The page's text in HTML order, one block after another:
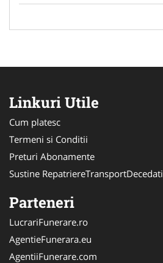
Linkuri Utile
Cum platesc
Termeni si Conditii
Preturi Abonamente
Sustine RepatriereTransportDecedati
Parteneri
LucrariFunerare.ro
AgentieFunerara.eu
AgentiiFunerare.com